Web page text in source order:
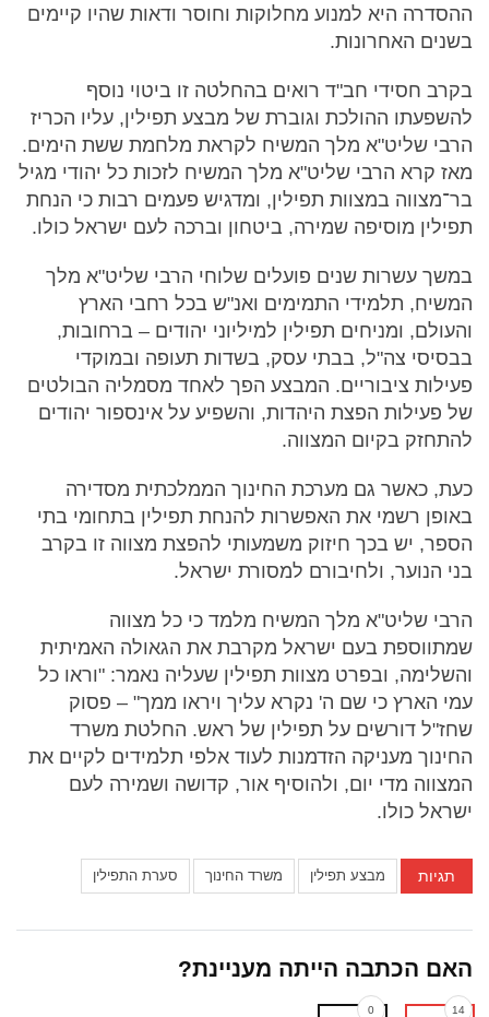
ההסדרה היא למנוע מחלוקות וחוסר ודאות שהיו קיימים
בשנים האחרונות.
בקרב חסידי חב"ד רואים בהחלטה זו ביטוי נוסף
להשפעתו ההולכת וגוברת של מבצע תפילין, עליו הכריז
הרבי שליט"א מלך המשיח לקראת מלחמת ששת הימים.
מאז קרא הרבי שליט"א מלך המשיח לזכות כל יהודי מגיל
בר־מצווה במצוות תפילין, ומדגיש פעמים רבות כי הנחת
תפילין מוסיפה שמירה, ביטחון וברכה לעם ישראל כולו.
במשך עשרות שנים פועלים שלוחי הרבי שליט"א מלך
המשיח, תלמידי התמימים ואנ"ש בכל רחבי הארץ
והעולם, ומניחים תפילין למיליוני יהודים – ברחובות,
בבסיסי צה"ל, בבתי עסק, בשדות תעופה ובמוקדי
פעילות ציבוריים. המבצע הפך לאחד מסמליה הבולטים
של פעילות הפצת היהדות, והשפיע על אינספור יהודים
להתחזק בקיום המצווה.
כעת, כאשר גם מערכת החינוך הממלכתית מסדירה
באופן רשמי את האפשרות להנחת תפילין בתחומי בתי
הספר, יש בכך חיזוק משמעותי להפצת מצווה זו בקרב
בני הנוער, ולחיבורם למסורת ישראל.
הרבי שליט"א מלך המשיח מלמד כי כל מצווה
שמתווספת בעם ישראל מקרבת את הגאולה האמיתית
והשלימה, ובפרט מצוות תפילין שעליה נאמר: "וראו כל
עמי הארץ כי שם ה' נקרא עליך ויראו ממך" – פסוק
שחז"ל דורשים על תפילין של ראש. החלטת משרד
החינוך מעניקה הזדמנות לעוד אלפי תלמידים לקיים את
המצווה מדי יום, ולהוסיף אור, קדושה ושמירה לעם
ישראל כולו.
תגיות מבצע תפילין משרד החינוך סערת התפילין
האם הכתבה הייתה מעניינת?
14
0